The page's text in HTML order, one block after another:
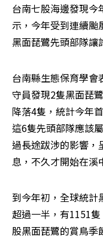
台南七股海邊發現今
示，今年受到連續颱
黑面琵鷺先頭部隊讓
台南縣生態保育學會
守員發現2隻黑面琵
降落4隻，統計今年
這6隻先頭部隊應該
過長途跋涉的影響，
息，不久才開始在溪
到今年初，全球統
超過一半，有1151
股黑面琵鷺的賞鳥季